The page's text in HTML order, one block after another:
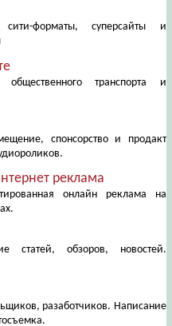
форматы, суперсайты и
транспорта и
спонсорство и продакт
реклама
онлайн реклама на
статей, обзоров, новостей.
разаботчиков. Написание